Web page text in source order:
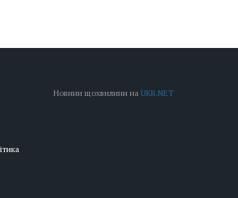
Новини щохвилини наUKR.NET